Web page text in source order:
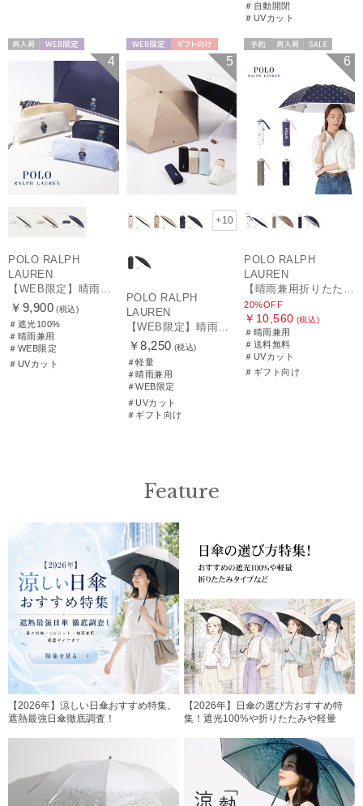
＃自動開閉
＃UVカット
4
POLO RALPH
LAUREN
【WEB限定】晴雨兼用折りたたみ日傘 ポロ ラルフ ローレン（POLO RALPH LAUREN）ワンポイントベア 遮光100 UV100
￥9,900 (税込)
＃遮光100%
＃晴雨兼用
＃WEB限定
＃UVカット
ギフト向け
UNISEX
5
+10
POLO RALPH
LAUREN
【WEB限定】晴雨兼用折りたたみ日傘 ポロ ラルフ ローレン ポロポニー刺繍 POLO BEAR 雨の日OK 遮光100% 遮熱 簡単開閉 UV100% 晴雨兼用
￥8,250 (税込)
＃軽量
＃晴雨兼用
＃WEB限定
＃UVカット
＃ギフト向け
セール
送料無料
WOMEN
6
POLO RALPH
LAUREN
【晴雨兼用折りたたみ日傘】ポロ ラルフ ローレン (POLO RALPH LAUREN) カラーベア 遮光 遮熱 UV 晴雨兼用
20%OFF
￥10,560 (税込)
＃晴雨兼用
＃送料無料
＃UVカット
＃ギフト向け
Feature
【2026年】涼しい日傘おすすめ特集。
遮熱最強日傘徹底調査！
【2026年】日傘の選び方おすすめ特
集！遮光100%や折りたたみや軽量